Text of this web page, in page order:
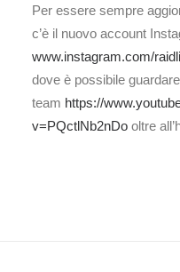
Per essere sempre
c’è il nuovo account
www.instagram.com/
dove è possibile
team https://
v=PQctlNb2nDo oltre